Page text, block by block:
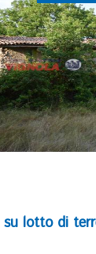
lotto di